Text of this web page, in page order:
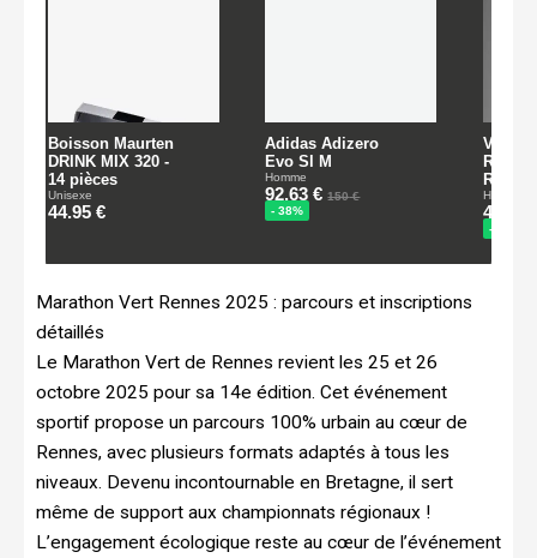
Marathon Vert Rennes 2025 : parcours et inscriptions
détaillés
Le Marathon Vert de Rennes revient les 25 et 26
octobre 2025 pour sa 14e édition. Cet événement
sportif propose un parcours 100% urbain au cœur de
Rennes, avec plusieurs formats adaptés à tous les
niveaux. Devenu incontournable en Bretagne, il sert
même de support aux championnats régionaux !
L’engagement écologique reste au cœur de l’événement